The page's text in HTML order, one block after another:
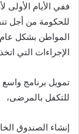
ففي الأيام الأولى
للحكومة من أجل
المواطن بشكل
الإجراءات التي
تمويل برنامج واسع
للتكفل بالمرضى،
إنشاء الصندوق